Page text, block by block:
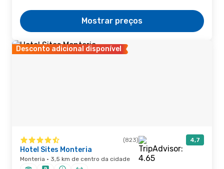
Mostrar preços
Desconto adicional disponível
(823) 4,7
Hotel Sites Monteria
Monteria · 3,5 km de centro da cidade